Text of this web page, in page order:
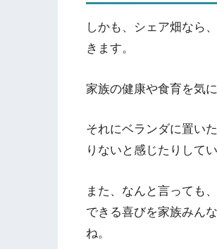
しかも、シェア畑なら
きます。
家族の健康や食育を気
それにベランダに置い
りないと感じたりして
また、なんと言っても
できる喜びを家族みん
ね。